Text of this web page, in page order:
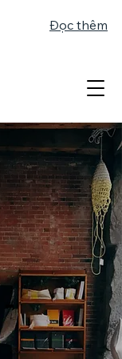
Đọc thêm